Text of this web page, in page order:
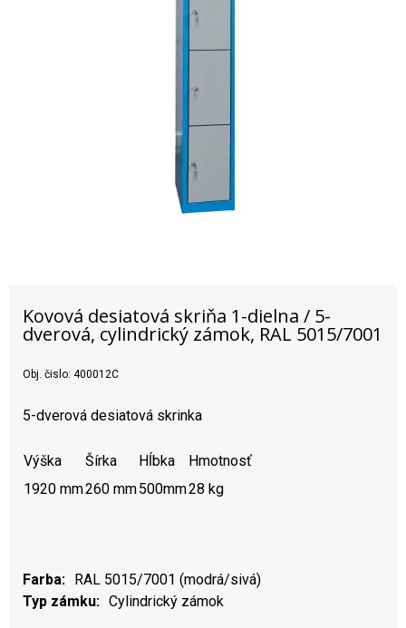
Kovová desiatová skriňa 1-dielna / 5-
dverová, cylindrický zámok, RAL 5015/7001
Obj. čislo: 400012C
5-dverová desiatová skrinka
Výška Šírka Hĺbka
Hmotnosť
1920 mm260 mm500mm28 kg
Farba
RAL 5015/7001 (modrá/sivá)
Typ zámku
Cylindrický zámok